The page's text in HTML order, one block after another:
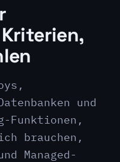
und
Funktionen,
brauchen,
Managed-